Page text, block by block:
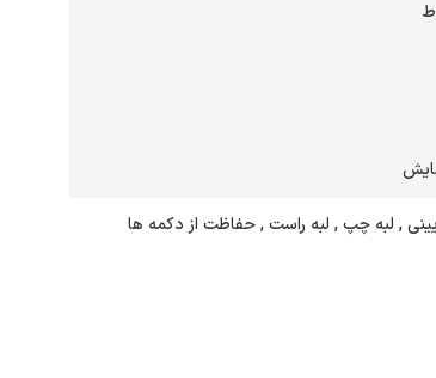
, لبه چپ , لبه راست , حفاظت از دکمه ها